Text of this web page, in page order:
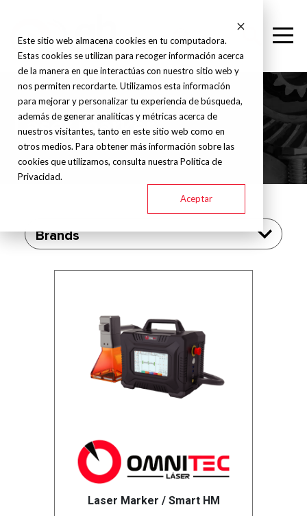
Este sitio web almacena cookies en tu computadora.
Estas cookies se utilizan para recoger información acerca
de la manera en que interactúas con nuestro sitio web y
nos permiten recordarte. Utilizamos esta información
para mejorar y personalizar tu experiencia de búsqueda,
además de generar analíticas y métricas acerca de
nuestros visitantes, tanto en este sitio web como en
otros medios. Para obtener más información sobre las
cookies que utilizamos, consulta nuestra Política de
Privacidad.
Aceptar
Laser marker
Brands
Laser Marker / Smart HM